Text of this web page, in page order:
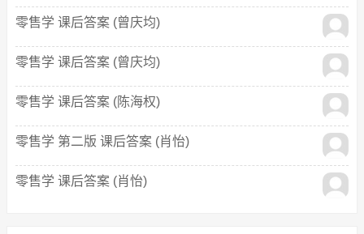
零售学 课后答案 (曾庆均)
零售学 课后答案 (曾庆均)
零售学 课后答案 (陈海权)
零售学 第二版 课后答案 (肖怡)
零售学 课后答案 (肖怡)